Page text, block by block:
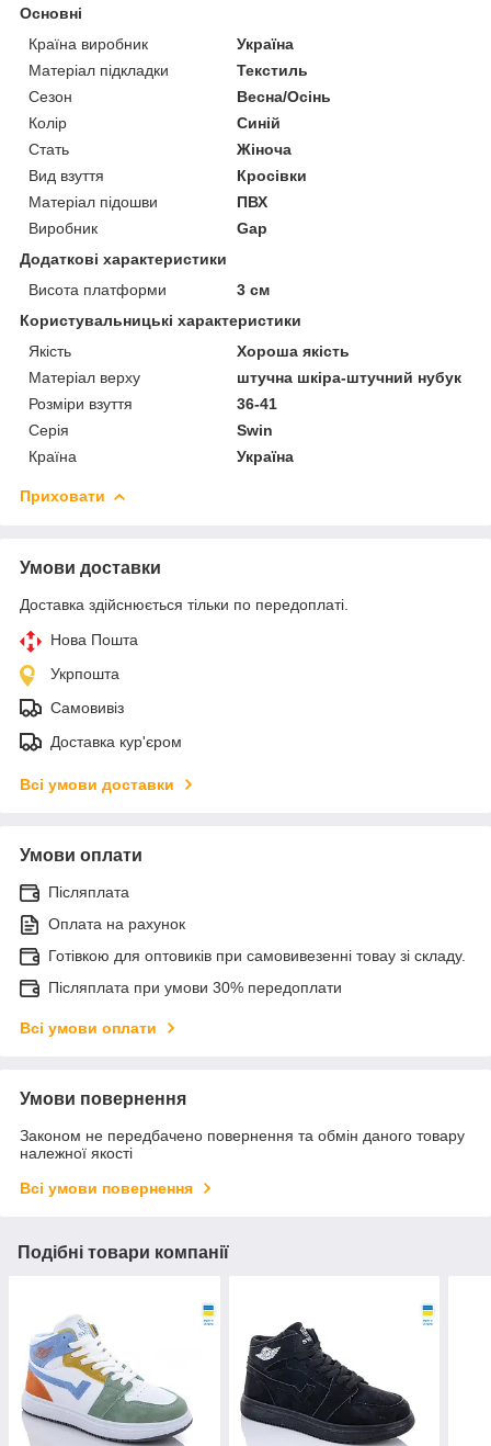
Основні
Країна виробник
Україна
Матеріал підкладки
Текстиль
Сезон
Весна/Осінь
Колір
Синій
Стать
Жіноча
Вид взуття
Кросівки
Матеріал підошви
ПВХ
Виробник
Gap
Додаткові характеристики
Висота платформи
3 см
Користувальницькі характеристики
Якість
Хороша якість
Матеріал верху
штучна шкіра-штучний нубук
Розміри взуття
36-41
Серія
Swin
Країна
Україна
Приховати
Умови доставки
Доставка здійснюється тільки по передоплаті.
Нова Пошта
Укрпошта
Самовивіз
Доставка кур'єром
Всі умови доставки
Умови оплати
Післяплата
Оплата на рахунок
Готівкою для оптовиків при самовивезенні товау зі складу.
Післяплата при умови 30% передоплати
Всі умови оплати
Умови повернення
Законом не передбачено повернення та обмін даного товару
належної якості
Всі умови повернення
Подібні товари компанії